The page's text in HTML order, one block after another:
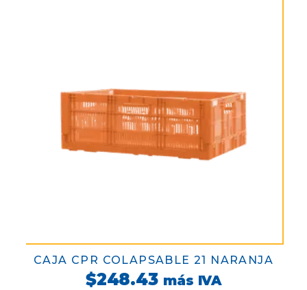
CAJA CPR COLAPSABLE 21 NARANJA
$248.43 más IVA